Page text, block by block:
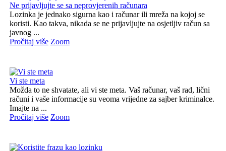
Ne prijavljujte se sa neprovjerenih računara
Lozinka je jednako sigurna kao i računar ili mreža na kojoj se
koristi. Kao takva, nikada se ne prijavljujte na osjetljiv račun sa
javnog ...
Pročitaj više Zoom
Vi ste meta
Možda to ne shvatate, ali vi ste meta. Vaš računar, vaš rad, lični
računi i vaše informacije su veoma vrijedne za sajber kriminalce.
Imajte na ...
Pročitaj više Zoom